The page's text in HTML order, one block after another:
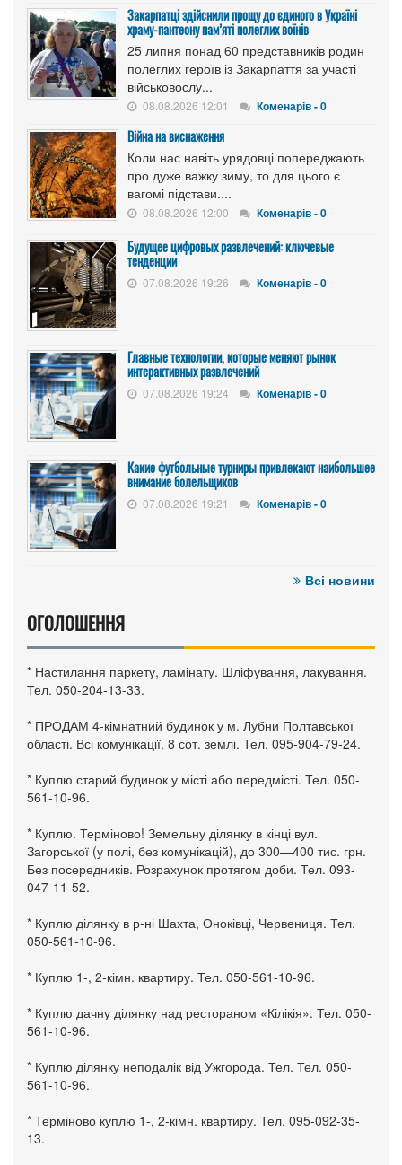
Закарпатці здійснили прощу до єдиного в Україні
храму-пантеону пам’яті полеглих воїнів
25 липня понад 60 представників родин
полеглих героїв із Закарпаття за участі
військовослу...
08.08.2026 12:01 Коменарів - 0
Війна на виснаження
Коли нас навіть урядовці попереджають
про дуже важку зиму, то для цього є
вагомі підстави....
08.08.2026 12:00 Коменарів - 0
Будущее цифровых развлечений: ключевые
тенденции
07.08.2026 19:26 Коменарів - 0
Главные технологии, которые меняют рынок
интерактивных развлечений
07.08.2026 19:24 Коменарів - 0
Какие футбольные турниры привлекают наибольшее
внимание болельщиков
07.08.2026 19:21 Коменарів - 0
Всі новини
ОГОЛОШЕННЯ
* Настилання паркету, ламінату. Шліфування, лакування.
Тел. 050-204-13-33.
* ПРОДАМ 4-кімнатний будинок у м. Лубни Полтавської
області. Всі комунікації, 8 сот. землі. Тел. 095-904-79-24.
* Куплю старий будинок у місті або передмісті. Тел. 050-
561-10-96.
* Куплю. Терміново! Земельну ділянку в кінці вул.
Загорської (у полі, без комунікацій), до 300—400 тис. грн.
Без посередників. Розрахунок протягом доби. Тел. 093-
047-11-52.
* Куплю ділянку в р-ні Шахта, Оноківці, Червениця. Тел.
050-561-10-96.
* Куплю 1-, 2-кімн. квартиру. Тел. 050-561-10-96.
* Куплю дачну ділянку над рестораном «Кілікія». Тел. 050-
561-10-96.
* Куплю ділянку неподалік від Ужгорода. Тел. Тел. 050-
561-10-96.
* Терміново куплю 1-, 2-кімн. квартиру. Тел. 095-092-35-
13.